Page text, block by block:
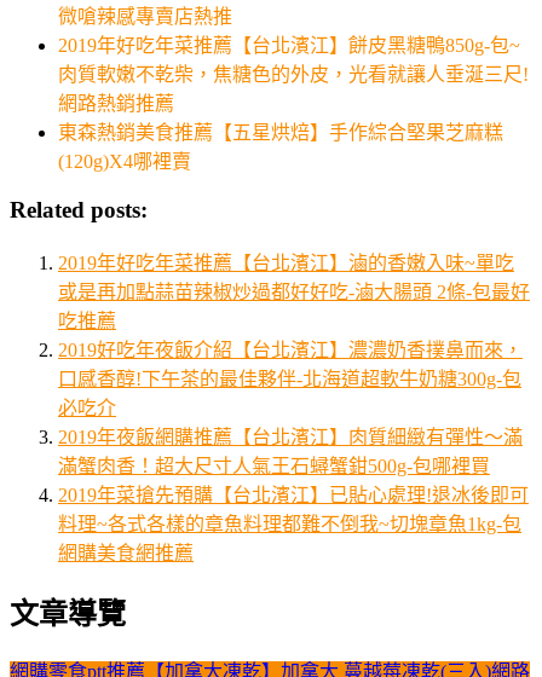
微嗆辣感專賣店熱推
2019年好吃年菜推薦【台北濱江】餅皮黑糖鴨850g-包~
肉質軟嫩不乾柴，焦糖色的外皮，光看就讓人垂涎三尺!
網路熱銷推薦
東森熱銷美食推薦【五星烘焙】手作綜合堅果芝麻糕
(120g)X4哪裡賣
Related posts:
2019年好吃年菜推薦【台北濱江】滷的香嫩入味~單吃
或是再加點蒜苗辣椒炒過都好好吃-滷大腸頭 2條-包最好
吃推薦
2019好吃年夜飯介紹【台北濱江】濃濃奶香撲鼻而來，
口感香醇!下午茶的最佳夥伴-北海道超軟牛奶糖300g-包
必吃介
2019年夜飯網購推薦【台北濱江】肉質細緻有彈性～滿
滿蟹肉香！超大尺寸人氣王石蟳蟹鉗500g-包哪裡買
2019年菜搶先預購【台北濱江】已貼心處理!退冰後即可
料理~各式各樣的章魚料理都難不倒我~切塊章魚1kg-包
網購美食網推薦
文章導覽
網購零食ptt推薦【加拿大凍乾】加拿大 蔓越莓凍乾(三入)網路